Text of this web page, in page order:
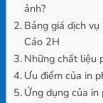
ảnh?
Bảng giá dịch
Cáo 2H
Những chất liệu
Ưu điểm của in
Ứng dụng của